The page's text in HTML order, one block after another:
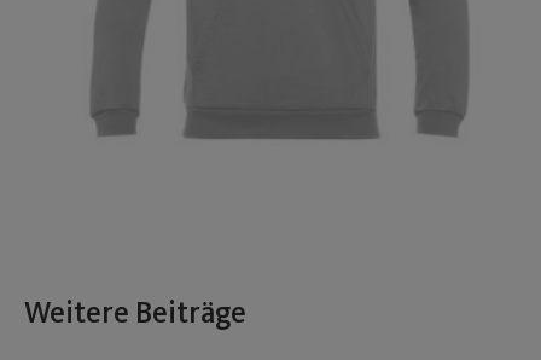
Weitere Beiträge